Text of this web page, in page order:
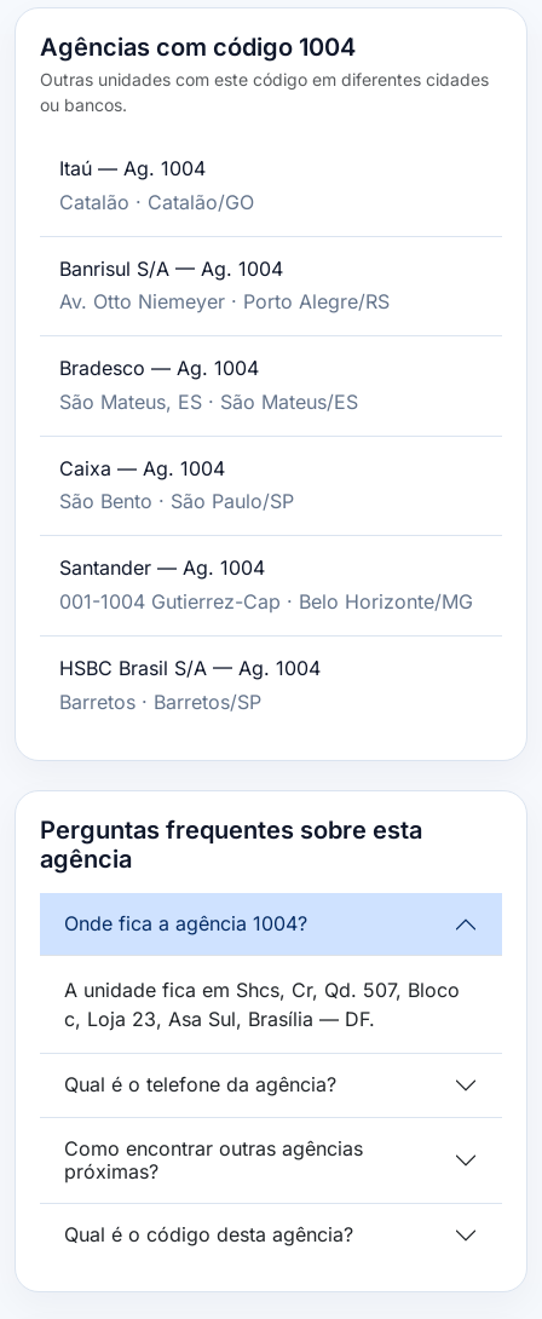
Agências com código 1004
Outras unidades com este código em diferentes cidades
ou bancos.
Itaú — Ag. 1004
Catalão · Catalão/GO
Banrisul S/A — Ag. 1004
Av. Otto Niemeyer · Porto Alegre/RS
Bradesco — Ag. 1004
São Mateus, ES · São Mateus/ES
Caixa — Ag. 1004
São Bento · São Paulo/SP
Santander — Ag. 1004
001-1004 Gutierrez-Cap · Belo Horizonte/MG
HSBC Brasil S/A — Ag. 1004
Barretos · Barretos/SP
Perguntas frequentes sobre esta
agência
Onde fica a agência 1004?
A unidade fica em Shcs, Cr, Qd. 507, Bloco
c, Loja 23, Asa Sul, Brasília — DF.
Qual é o telefone da agência?
Como encontrar outras agências
próximas?
Qual é o código desta agência?